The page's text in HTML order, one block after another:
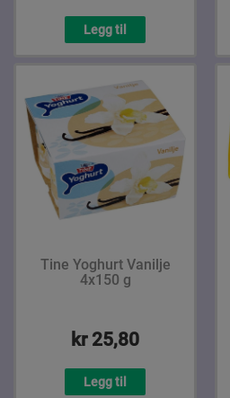
Legg til
Tine Yoghurt Vanilje
4x150 g
kr 25,80
Legg til